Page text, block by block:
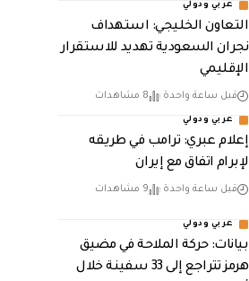
عربي ودولي
التعاون الخليجي: استهداف
نجران السعودية تهديد للاستقرار
الإقليمي
قبل ساعة واحدة 8 مشاهدات
عربي ودولي
إعلام عبري: ترامب في طريقه
لإبرام اتفاق مع إيران
قبل ساعة واحدة 9 مشاهدات
عربي ودولي
بيانات: حركة الملاحة في مضيق
هرمز تتراجع إلى 33 سفينة خلال